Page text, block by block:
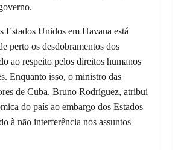
Estados Unidos em Havana está
perto os desdobramentos dos
ao respeito pelos direitos humanos
Enquanto isso, o ministro das
de Cuba, Bruno Rodríguez, atribui
do país ao embargo dos Estados
à não interferência nos assuntos